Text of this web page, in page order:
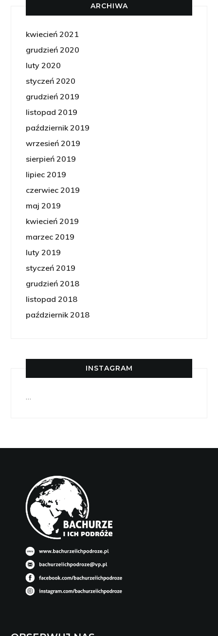
ARCHIWA
kwiecień 2021
grudzień 2020
luty 2020
styczeń 2020
grudzień 2019
listopad 2019
październik 2019
wrzesień 2019
sierpień 2019
lipiec 2019
czerwiec 2019
maj 2019
kwiecień 2019
marzec 2019
luty 2019
styczeń 2019
grudzień 2018
listopad 2018
październik 2018
INSTAGRAM